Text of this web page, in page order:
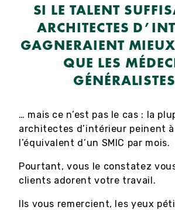
SI LE TALENT
ARCHITECTES
GAGNERAIENT
QUE LES
… mais ce n’est pas le cas : la
architectes d’intérieur peinent
l’équivalent d’un SMIC par mois.
Pourtant, vous le constatez
clients adorent votre travail.
Ils vous remercient, les yeux